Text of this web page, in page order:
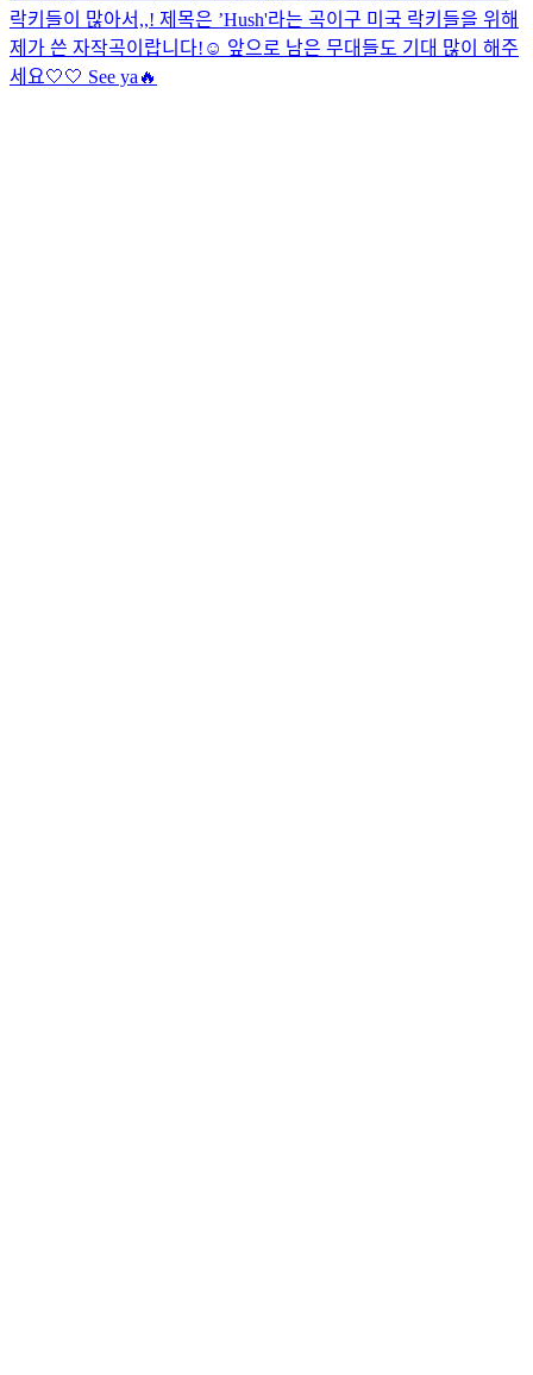
락키들이 많아서,,! 제목은 ’Hush'라는 곡이구 미국 락키들을 위해
제가 쓴 자작곡이랍니다!☺️ 앞으로 남은 무대들도 기대 많이 해주
세요🤍🤍 See ya🔥